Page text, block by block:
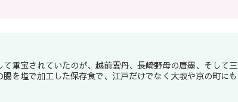
重宝されていたのが、越前雲丹、長崎野母の唐墨、そして三
を塩で加工した保存食で、江戸だけでなく大坂や京の町にも